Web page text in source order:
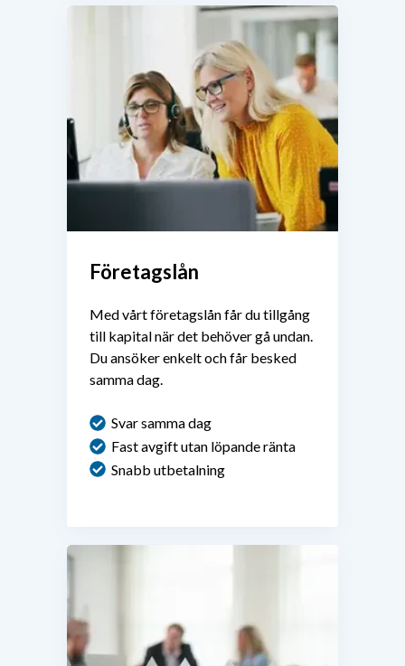
Företagslån
Med vårt företagslån får du tillgång
till kapital när det behöver gå undan.
Du ansöker enkelt och får besked
samma dag.
Svar samma dag
Fast avgift utan löpande ränta
Snabb utbetalning